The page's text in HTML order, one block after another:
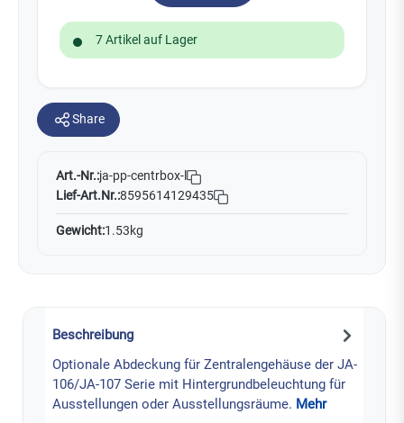
7 Artikel auf Lager
Share
Art.-Nr.:ja-pp-centrbox-l
Lief-Art.Nr.:8595614129435
Gewicht:1.53kg
Beschreibung
Optionale Abdeckung für Zentralengehäuse der JA-
106/JA-107 Serie mit Hintergrundbeleuchtung für
Ausstellungen oder Ausstellungsräume. Mehr